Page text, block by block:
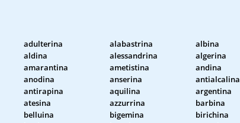
adulterina alabastrina
albina
aldina alessandrina
algerina
amarantina ametistina
andina
anodina anserina
antialcalina
antirapina aquilina
argentina
atesina azzurrina
barbina
belluina bigemina
birichina